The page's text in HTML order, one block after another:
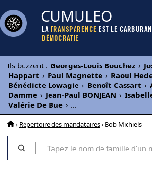
CUMULEO
LA TRANSPARENCE EST LE
DÉMOCRATIE
Ils buzzent : Georges-Louis Bouchez ›
Happart › Paul Magnette › Raoul
Bénédicte Lowagie › Benoît Cassart ›
Damme › Jean-Paul BONJEAN ›
Valérie De Bue › ...
› Répertoire des mandataires› Bob Michiels